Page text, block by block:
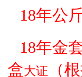
18年公
18年金
盒大证
（